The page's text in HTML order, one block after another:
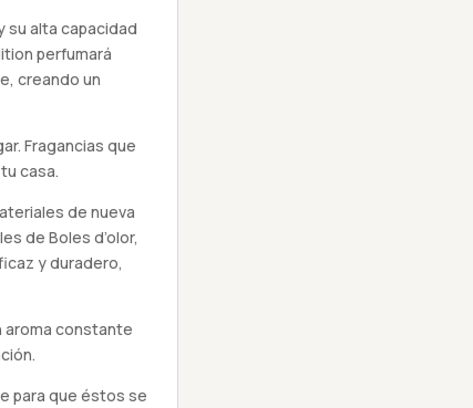
su alta capacidad
perfumará
creando un
Fragancias que
casa.
de nueva
de Boles d’olor,
y duradero,
aroma constante
para que éstos se